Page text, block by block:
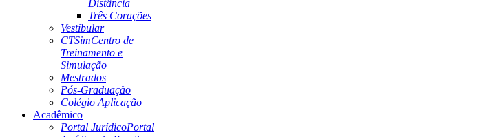
Distância
Três Corações
Vestibular
CTSimCentro de
Treinamento e
Simulação
Mestrados
Pós-Graduação
Colégio Aplicação
Acadêmico
Portal JurídicoPortal